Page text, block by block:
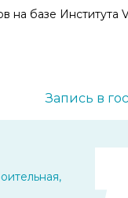
на базе Института
Запись в